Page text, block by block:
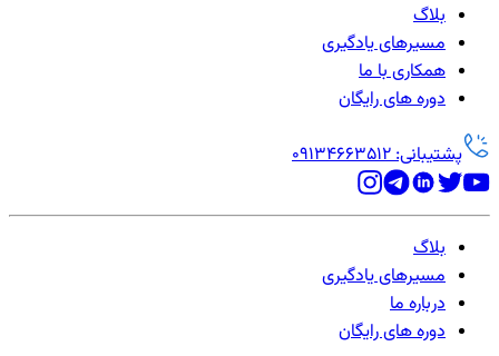
بلاگ
مسیرهای یادگیری
همکاری با ما
دوره های رایگان
پشتیبانی: 09134663512
بلاگ
مسیرهای یادگیری
درباره ما
دوره های رایگان